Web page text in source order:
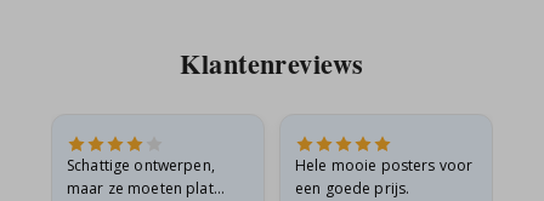
Klantenreviews
Schattige ontwerpen,
maar ze moeten plat
Hele mooie posters voor
een goede prijs.